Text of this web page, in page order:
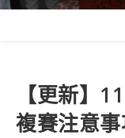
【更新】
複賽注意